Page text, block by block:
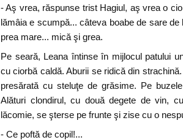
- Aş vrea, răspunse trist Hagiul, aş vrea o
lămâia e scumpă... câteva boabe de sare
prea mare... mică şi grea.
Pe seară, Leana întinse în mijlocul patului
cu ciorbă caldă. Aburii se ridică din
presărată cu steluţe de grăsime. Pe
Alături clondirul, cu două degete de vin,
lăcomie, se şterse pe frunte şi zise cu o
- Ce poftă de copil!...